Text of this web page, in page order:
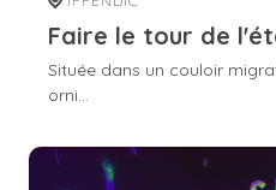
Faire le tour de
Située dans un couloir
orni...